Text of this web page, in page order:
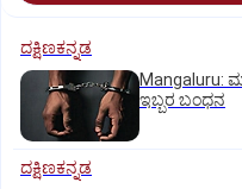
ದಕ್ಷಿಣಕನ್ನಡ
Mangaluru:
ಇಬ್ಬರ ಬಂಧನ
ದಕ್ಷಿಣಕನ್ನಡ